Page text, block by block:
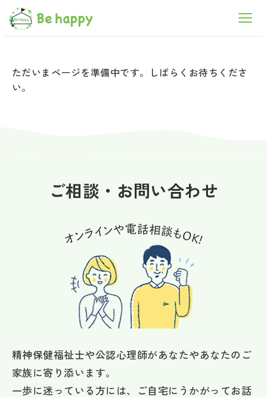
ただいまページを準備中です。しばらくお待ちくださ
い。
ご相談・お問い合わせ
精神保健福祉士や公認心理師があなたやあなたのご
家族に寄り添います。
一歩に迷っている方には、ご自宅にうかがってお話